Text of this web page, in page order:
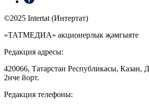
©2025 Intertat (Интертат)
«ТАТМЕДИА» акционерлык җәмгыяте
Редакция адресы:
420066, Татарстан Республикасы, Казан,
2нче йорт.
Редакция телефоны: